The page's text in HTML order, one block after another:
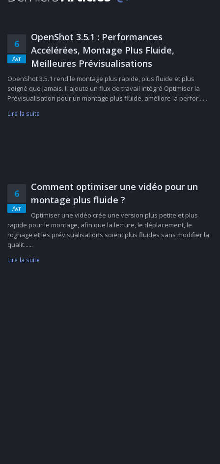
6
Avr
OpenShot 3.5.1 : Performances
Accélérées, Montage Plus Fluide,
Meilleures Prévisualisations
OpenShot 3.5.1 rend le montage plus rapide, plus fluide et plus
soigné que jamais. Il ajoute un flux de travail intégré Optimiser la
Prévisualisation pour un montage plus fluide, améliore la perfor......
Lire la suite
6
Avr
Comment optimiser une vidéo pour un
montage plus fluide ?
Optimiser une vidéo crée une version plus petite et plus
rapide pour le montage, afin que la lecture, le déplacement, le
rognage et les prévisualisations soient plus fluides sans modifier la
qualit......
Lire la suite